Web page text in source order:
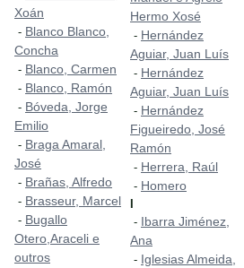
Xoán
- Blanco Blanco,
Concha
- Blanco, Carmen
- Blanco, Ramón
- Bóveda, Jorge
Emilio
- Braga Amaral,
José
- Brañas, Alfredo
- Brasseur, Marcel
- Bugallo
Otero,Araceli e
outros
Hermo Xosé
- Hernández
Aguiar, Juan Luís
- Hernández
Aguiar, Juan Luís
- Hernández
Figueiredo, José
Ramón
- Herrera, Raúl
- Homero
- Ibarra Jiménez,
Ana
- Iglesias Almeida,